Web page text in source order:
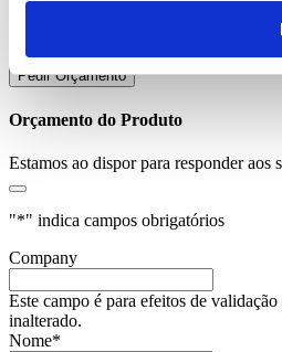
Adicionar ao Pedido de Cotação
Pedir Orçamento
Orçamento do Produto
Estamos ao dispor para responder aos
"*" indica campos obrigatórios
Company
Este campo é para efeitos de
inalterado.
Nome*